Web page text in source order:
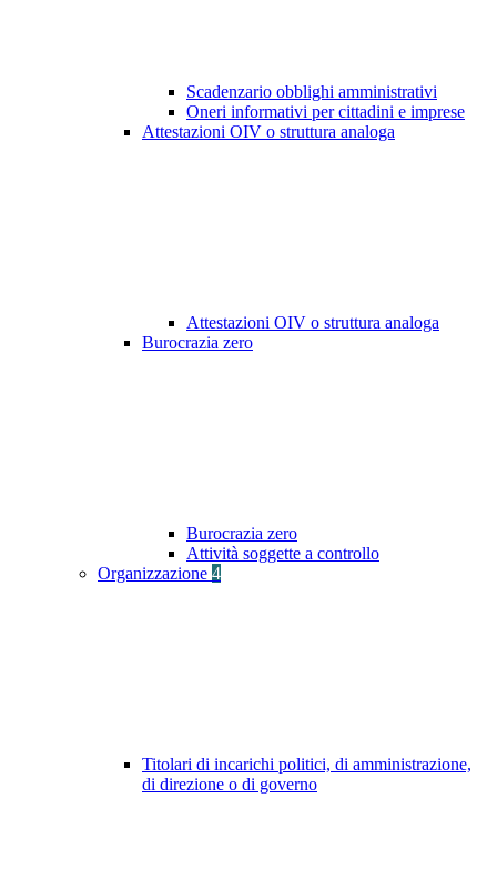
Scadenzario obblighi amministrativi
Oneri informativi per cittadini e imprese
Attestazioni OIV o struttura analoga
Attestazioni OIV o struttura analoga
Burocrazia zero
Burocrazia zero
Attività soggette a controllo
Organizzazione 4
Titolari di incarichi politici, di amministrazione,
di direzione o di governo